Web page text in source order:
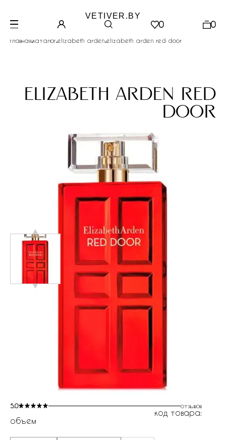
VETIVER.BY
0 0
главная.каталог.elizabeth arden.elizabeth arden red door
elizabeth arden red
door
5.0 отзывов
код товара:
объем